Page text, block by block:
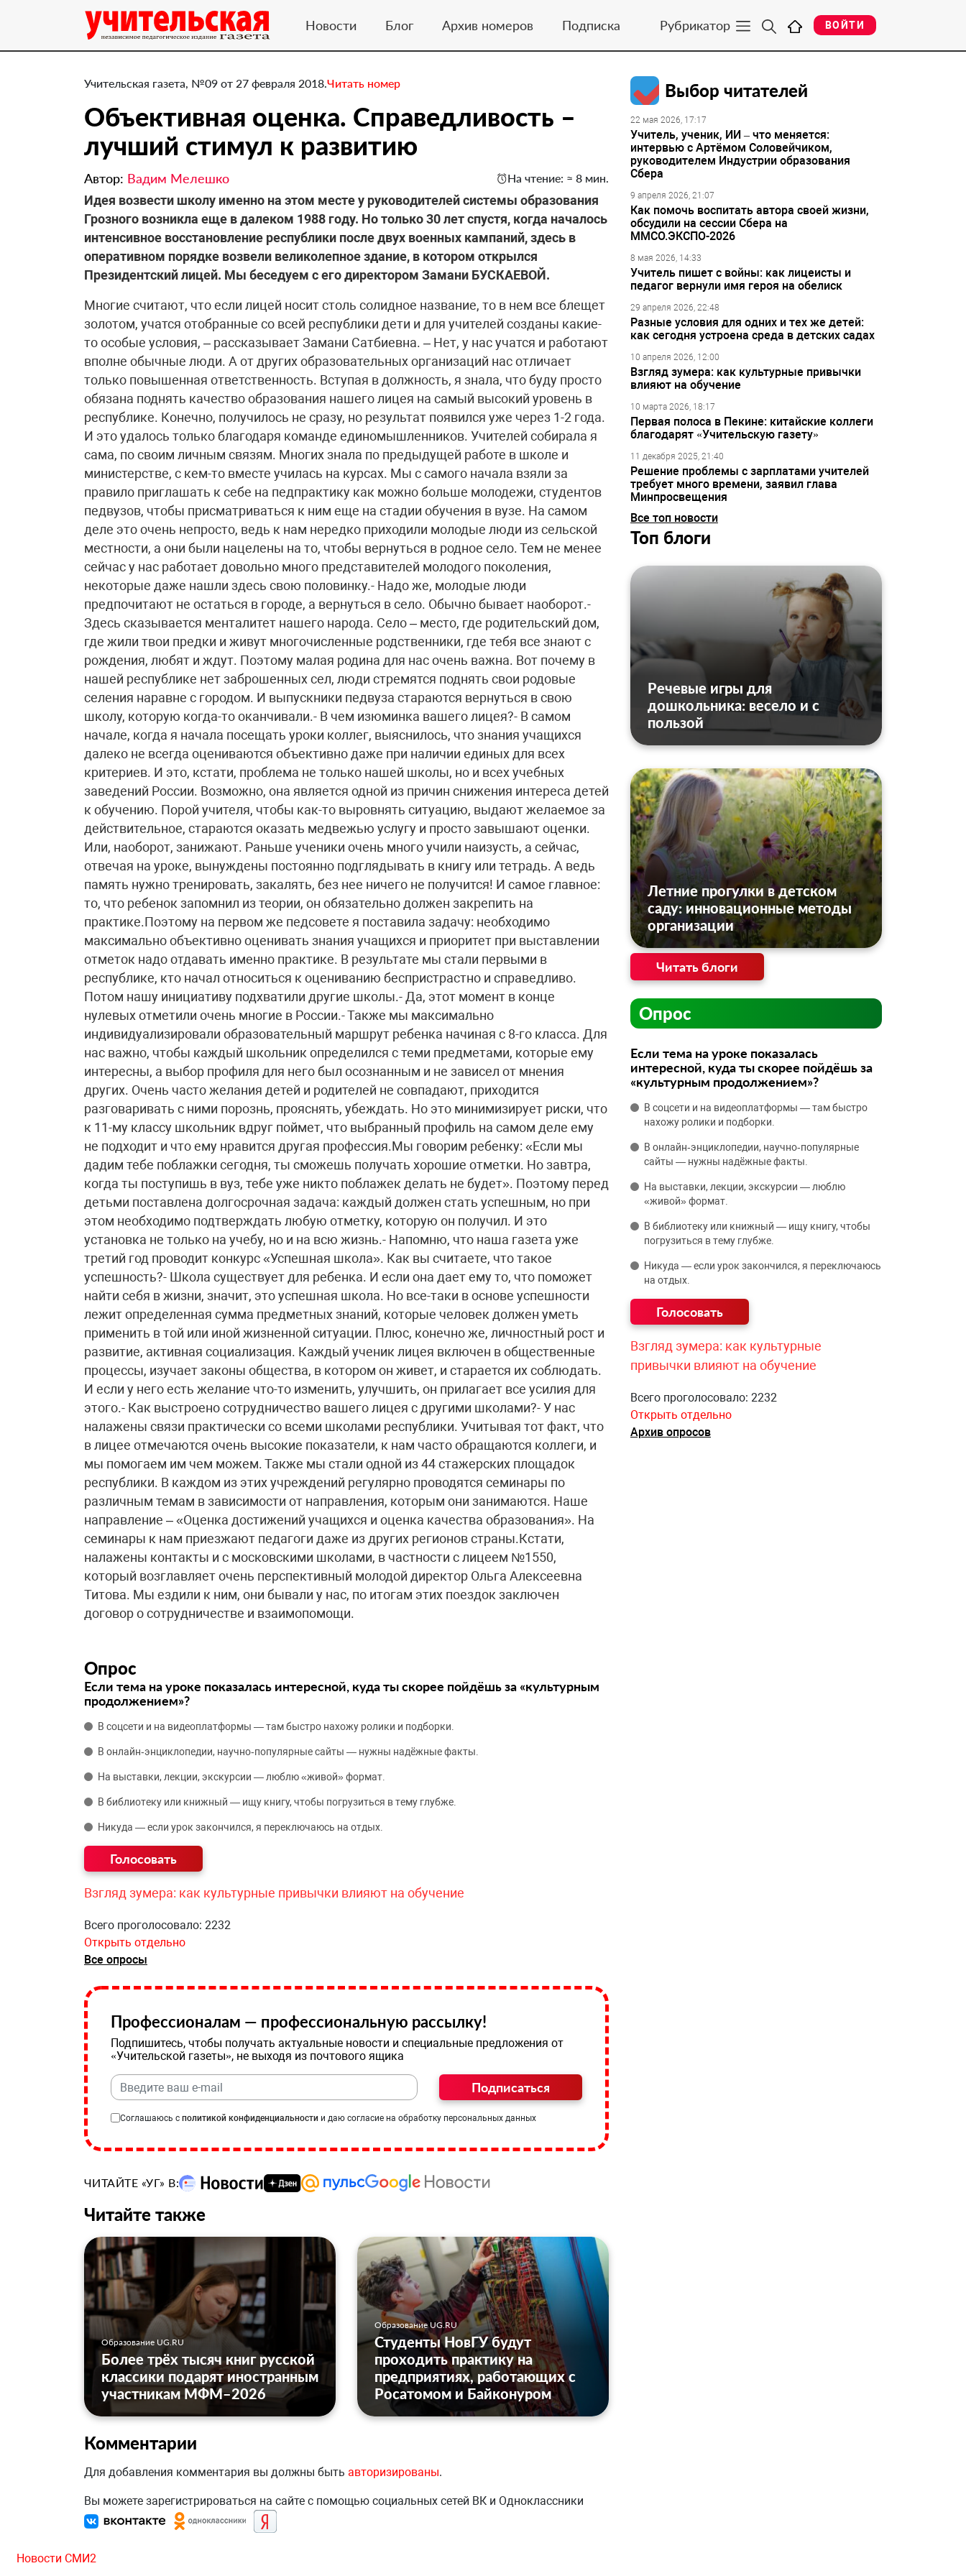
Новости Блог Архив номеров Подписка Рубрикатор ВОЙТИ
Учительская газета, №09 от 27 февраля 2018.Читать номер
Объективная оценка. Справедливость –
лучший стимул к развитию
Автор: Вадим Мелешко На чтение: ≈ 8 мин.
​Идея возвести школу именно на этом месте у руководителей системы образования
Грозного возникла еще в далеком 1988 году. Но только 30 лет спустя, когда началось
интенсивное восстановление республики после двух военных кампаний, здесь в
оперативном порядке возвели великолепное здание, в котором открылся
Президентский лицей. Мы беседуем с его директором Замани БУСКАЕВОЙ.
Многие считают, что если лицей носит столь солидное название, то в нем все блещет
золотом, учатся отобранные со всей республики дети и для учителей созданы какие-
то особые условия, – рассказывает Замани Сатбиевна. – Нет, у нас учатся и работают
вполне обычные люди. А от других образовательных организаций нас отличает
только повышенная ответственность. Вступая в должность, я знала, что буду просто
обязана поднять качество образования нашего лицея на самый высокий уровень в
республике. Конечно, получилось не сразу, но результат появился уже через 1-2 года.
И это удалось только благодаря команде единомышленников. Учителей собирала я
сама, по своим личным связям. Многих знала по предыдущей работе в школе и
министерстве, с кем-то вместе училась на курсах. Мы с самого начала взяли за
правило приглашать к себе на педпрактику как можно больше молодежи, студентов
педвузов, чтобы присматриваться к ним еще на стадии обучения в вузе. На самом
деле это очень непросто, ведь к нам нередко приходили молодые люди из сельской
местности, а они были нацелены на то, чтобы вернуться в родное село. Тем не менее
сейчас у нас работает довольно много представителей молодого поколения,
некоторые даже нашли здесь свою половинку.- Надо же, молодые люди
предпочитают не остаться в городе, а вернуться в село. Обычно бывает наоборот.-
Здесь сказывается менталитет нашего народа. Село – место, где родительский дом,
где жили твои предки и живут многочисленные родственники, где тебя все знают с
рождения, любят и ждут. Поэтому малая родина для нас очень важна. Вот почему в
нашей республике нет заброшенных сел, люди стремятся поднять свои родовые
селения наравне с городом. И выпускники педвуза стараются вернуться в свою
школу, которую когда-то оканчивали.- В чем изюминка вашего лицея?- В самом
начале, когда я начала посещать уроки коллег, выяснилось, что знания учащихся
далеко не всегда оцениваются объективно даже при наличии единых для всех
критериев. И это, кстати, проблема не только нашей школы, но и всех учебных
заведений России. Возможно, она является одной из причин снижения интереса детей
к обучению. Порой учителя, чтобы как-то выровнять ситуацию, выдают желаемое за
действительное, стараются оказать медвежью услугу и просто завышают оценки.
Или, наоборот, занижают. Раньше ученики очень много учили наизусть, а сейчас,
отвечая на уроке, вынуждены постоянно подглядывать в книгу или тетрадь. А ведь
память нужно тренировать, закалять, без нее ничего не получится! И самое главное:
то, что ребенок запомнил из теории, он обязательно должен закрепить на
практике.Поэтому на первом же педсовете я поставила задачу: необходимо
максимально объективно оценивать знания учащихся и приоритет при выставлении
отметок надо отдавать именно практике. В результате мы стали первыми в
республике, кто начал относиться к оцениванию беспристрастно и справедливо.
Потом нашу инициативу подхватили другие школы.- Да, этот момент в конце
нулевых отметили очень многие в России.- Также мы максимально
индивидуализировали образовательный маршрут ребенка начиная с 8-го класса. Для
нас важно, чтобы каждый школьник определился с теми предметами, которые ему
интересны, а выбор профиля для него был осознанным и не зависел от мнения
других. Очень часто желания детей и родителей не совпадают, приходится
разговаривать с ними порознь, прояснять, убеждать. Но это минимизирует риски, что
к 11-му классу школьник вдруг поймет, что выбранный профиль на самом деле ему
не подходит и что ему нравится другая профессия.Мы говорим ребенку: «Если мы
дадим тебе поблажки сегодня, ты сможешь получать хорошие отметки. Но завтра,
когда ты поступишь в вуз, тебе уже никто поблажек делать не будет». Поэтому перед
детьми поставлена долгосрочная задача: каждый должен стать успешным, но при
этом необходимо подтверждать любую отметку, которую он получил. И это
установка не только на учебу, но и на всю жизнь.- Напомню, что наша газета уже
третий год проводит конкурс «Успешная школа». Как вы считаете, что такое
успешность?- Школа существует для ребенка. И если она дает ему то, что поможет
найти себя в жизни, значит, это успешная школа. Но все-таки в основе успешности
лежит определенная сумма предметных знаний, которые человек должен уметь
применить в той или иной жизненной ситуации. Плюс, конечно же, личностный рост и
развитие, активная социализация. Каждый ученик лицея включен в общественные
процессы, изучает законы общества, в котором он живет, и старается их соблюдать.
И если у него есть желание что-то изменить, улучшить, он прилагает все усилия для
этого.- Как выстроено сотрудничество вашего лицея с другими школами?- У нас
налажены связи практически со всеми школами республики. Учитывая тот факт, что
в лицее отмечаются очень высокие показатели, к нам часто обращаются коллеги, и
мы помогаем им чем можем. Также мы стали одной из 44 стажерских площадок
республики. В каждом из этих учреждений регулярно проводятся семинары по
различным темам в зависимости от направления, которым они занимаются. Наше
направление – «Оценка достижений учащихся и оценка качества образования». На
семинары к нам приезжают педагоги даже из других регионов страны.Кстати,
налажены контакты и с московскими школами, в частности с лицеем №1550,
который возглавляет очень перспективный молодой директор Ольга Алексеевна
Титова. Мы ездили к ним, они бывали у нас, по итогам этих поездок заключен
договор о сотрудничестве и взаимопомощи.
Опрос
Если тема на уроке показалась интересной, куда ты скорее пойдёшь за «культурным
продолжением»?
В соцсети и на видеоплатформы — там быстро нахожу ролики и подборки.
В онлайн‑энциклопедии, научно‑популярные сайты — нужны надёжные факты.
На выставки, лекции, экскурсии — люблю «живой» формат.
В библиотеку или книжный — ищу книгу, чтобы погрузиться в тему глубже.
Никуда — если урок закончился, я переключаюсь на отдых.
Взгляд зумера: как культурные привычки влияют на обучение
Всего проголосовало: 2232
Открыть отдельно
Все опросы
Профессионалам — профессиональную рассылку!
Подпишитесь, чтобы получать актуальные новости и специальные предложения от
«Учительской газеты», не выходя из почтового ящика
Подписаться
Соглашаюсь с политикой конфиденциальности и даю согласие на обработку персональных данных
ЧИТАЙТЕ «УГ» В:
Читайте также
Образование UG.RU
Более трёх тысяч книг русской
классики подарят иностранным
участникам МФМ–2026
Образование UG.RU
Студенты НовГУ будут
проходить практику на
предприятиях, работающих с
Росатомом и Байконуром
Комментарии
Для добавления комментария вы должны быть авторизированы.
Вы можете зарегистрироваться на сайте с помощью социальных сетей ВК и Одноклассники
Выбор читателей
22 мая 2026, 17:17
Учитель, ученик, ИИ – что меняется:
интервью с Артёмом Соловейчиком,
руководителем Индустрии образования
Сбера
9 апреля 2026, 21:07
Как помочь воспитать автора своей жизни,
обсудили на сессии Сбера на
ММСО.ЭКСПО-2026
8 мая 2026, 14:33
Учитель пишет с войны: как лицеисты и
педагог вернули имя героя на обелиск
29 апреля 2026, 22:48
Разные условия для одних и тех же детей:
как сегодня устроена среда в детских садах
10 апреля 2026, 12:00
Взгляд зумера: как культурные привычки
влияют на обучение
10 марта 2026, 18:17
Первая полоса в Пекине: китайские коллеги
благодарят «Учительскую газету»
11 декабря 2025, 21:40
Решение проблемы с зарплатами учителей
требует много времени, заявил глава
Минпросвещения
Все топ новости
Топ блоги
Речевые игры для
дошкольника: весело и с
пользой
Летние прогулки в детском
саду: инновационные методы
организации
Читать блоги
Опрос
Если тема на уроке показалась
интересной, куда ты скорее пойдёшь за
«культурным продолжением»?
В соцсети и на видеоплатформы — там быстро
нахожу ролики и подборки.
В онлайн‑энциклопедии, научно‑популярные
сайты — нужны надёжные факты.
На выставки, лекции, экскурсии — люблю
«живой» формат.
В библиотеку или книжный — ищу книгу, чтобы
погрузиться в тему глубже.
Никуда — если урок закончился, я переключаюсь
на отдых.
Взгляд зумера: как культурные
привычки влияют на обучение
Всего проголосовало: 2232
Открыть отдельно
Архив опросов
Новости СМИ2